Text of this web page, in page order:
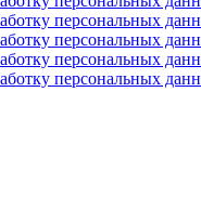
персональных
персональных
персональных
персональных